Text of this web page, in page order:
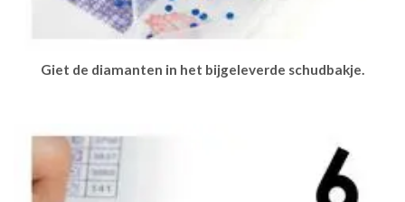
Giet de diamanten in het bijgeleverde schudbakje.